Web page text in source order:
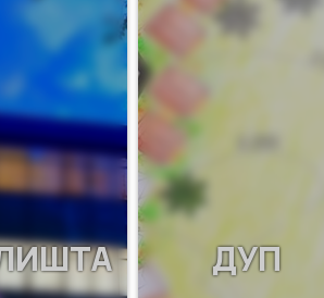
ДУП